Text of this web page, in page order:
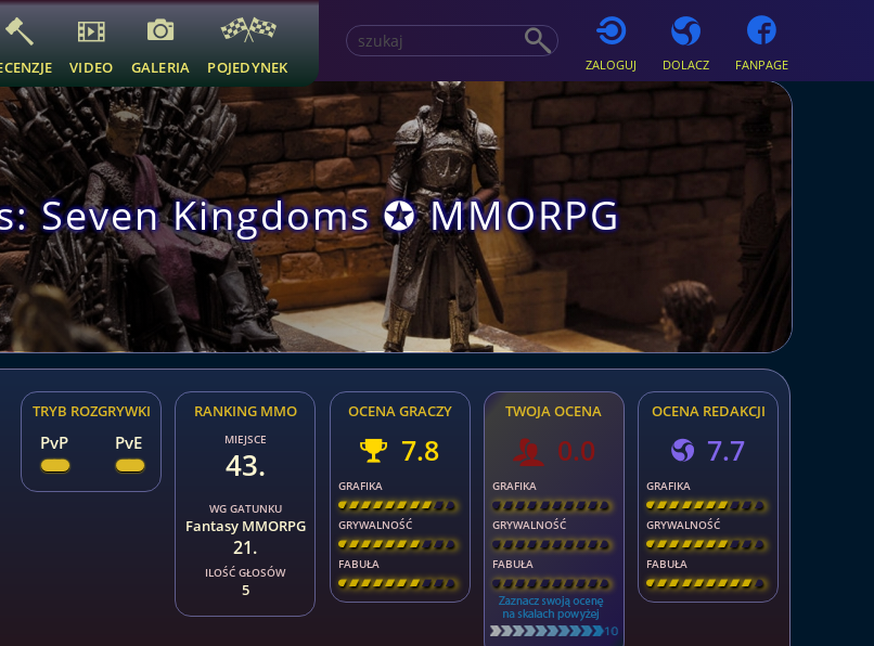
VIDEO GALERIA POJEDYNEK ZALOGUJ DOLACZ FANPAGE
Seven Kingdoms ✪ MMORPG
TRYB ROZGRYWKI
PvP PvE
RANKING MMO
MIEJSCE
43.
WG GATUNKU
Fantasy MMORPG
21.
ILOŚĆ GŁOSÓW
5
OCENA GRACZY
7.8
GRAFIKA
[ \ \ \ \ \ \ \ \ ]
GRYWALNOŚĆ
[ \ \ \ \ \ \ \ \ ]
FABUŁA
[ \ \ \ \ \ \ \ \ ]
TWOJA OCENA
0.0
GRAFIKA
[ \ \ \ \ \ \ \ \ ]
GRYWALNOŚĆ
[ \ \ \ \ \ \ \ \ ]
FABUŁA
[ \ \ \ \ \ \ \ \ ]
OCENA REDAKCJI
7.7
GRAFIKA
[ \ \ \ \ \ \ \ \ ]
GRYWALNOŚĆ
[ \ \ \ \ \ \ \ \ ]
FABUŁA
[ \ \ \ \ \ \ \ \ ]